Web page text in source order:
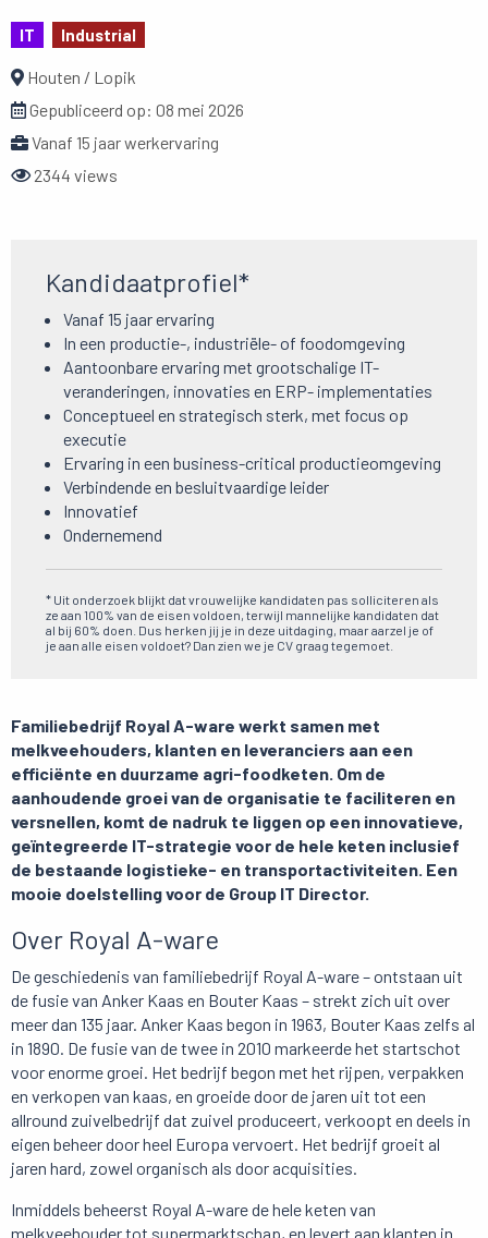
IT Industrial
Houten / Lopik
Gepubliceerd op: 08 mei 2026
Vanaf 15 jaar werkervaring
2344 views
Kandidaatprofiel*
Vanaf 15 jaar ervaring
In een productie-, industriële- of foodomgeving
Aantoonbare ervaring met grootschalige IT-
veranderingen, innovaties en ERP- implementaties
Conceptueel en strategisch sterk, met focus op
executie
Ervaring in een business-critical productieomgeving
Verbindende en besluitvaardige leider
Innovatief
Ondernemend
* Uit onderzoek blijkt dat vrouwelijke kandidaten pas solliciteren als
ze aan 100% van de eisen voldoen, terwijl mannelijke kandidaten dat
al bij 60% doen. Dus herken jij je in deze uitdaging, maar aarzel je of
je aan alle eisen voldoet? Dan zien we je CV graag tegemoet.
Familiebedrijf Royal A-ware werkt samen met
melkveehouders, klanten en leveranciers aan een
efficiënte en duurzame agri-foodketen. Om de
aanhoudende groei van de organisatie te faciliteren en
versnellen, komt de nadruk te liggen op een innovatieve,
geïntegreerde IT-strategie voor de hele keten inclusief
de bestaande logistieke- en transportactiviteiten. Een
mooie doelstelling voor de Group IT Director.
Over Royal A-ware
De geschiedenis van familiebedrijf Royal A-ware – ontstaan uit
de fusie van Anker Kaas en Bouter Kaas – strekt zich uit over
meer dan 135 jaar. Anker Kaas begon in 1963, Bouter Kaas zelfs al
in 1890. De fusie van de twee in 2010 markeerde het startschot
voor enorme groei. Het bedrijf begon met het rijpen, verpakken
en verkopen van kaas, en groeide door de jaren uit tot een
allround zuivelbedrijf dat zuivel produceert, verkoopt en deels in
eigen beheer door heel Europa vervoert. Het bedrijf groeit al
jaren hard, zowel organisch als door acquisities.
Inmiddels beheerst Royal A-ware de hele keten van
melkveehouder tot supermarktschap, en levert aan klanten in